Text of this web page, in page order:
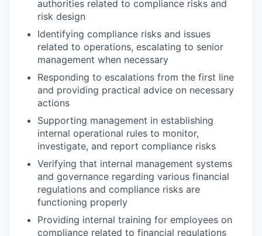
authorities related to compliance risks and
risk design
Identifying compliance risks and issues
related to operations, escalating to senior
management when necessary
Responding to escalations from the first line
and providing practical advice on necessary
actions
Supporting management in establishing
internal operational rules to monitor,
investigate, and report compliance risks
Verifying that internal management systems
and governance regarding various financial
regulations and compliance risks are
functioning properly
Providing internal training for employees on
compliance related to financial regulations